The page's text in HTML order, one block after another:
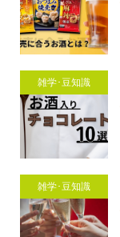
雑学･豆知識
雑学･豆知識